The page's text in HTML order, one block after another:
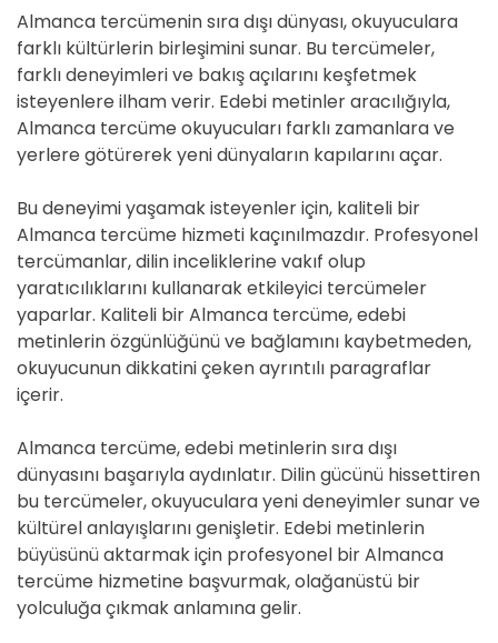
Almanca tercümenin sıra dışı dünyası, okuyuculara
farklı kültürlerin birleşimini sunar. Bu tercümeler,
farklı deneyimleri ve bakış açılarını keşfetmek
isteyenlere ilham verir. Edebi metinler aracılığıyla,
Almanca tercüme okuyucuları farklı zamanlara ve
yerlere götürerek yeni dünyaların kapılarını açar.
Bu deneyimi yaşamak isteyenler için, kaliteli bir
Almanca tercüme hizmeti kaçınılmazdır. Profesyonel
tercümanlar, dilin inceliklerine vakıf olup
yaratıcılıklarını kullanarak etkileyici tercümeler
yaparlar. Kaliteli bir Almanca tercüme, edebi
metinlerin özgünlüğünü ve bağlamını kaybetmeden,
okuyucunun dikkatini çeken ayrıntılı paragraflar
içerir.
Almanca tercüme, edebi metinlerin sıra dışı
dünyasını başarıyla aydınlatır. Dilin gücünü hissettiren
bu tercümeler, okuyuculara yeni deneyimler sunar ve
kültürel anlayışlarını genişletir. Edebi metinlerin
büyüsünü aktarmak için profesyonel bir Almanca
tercüme hizmetine başvurmak, olağanüstü bir
yolculuğa çıkmak anlamına gelir.